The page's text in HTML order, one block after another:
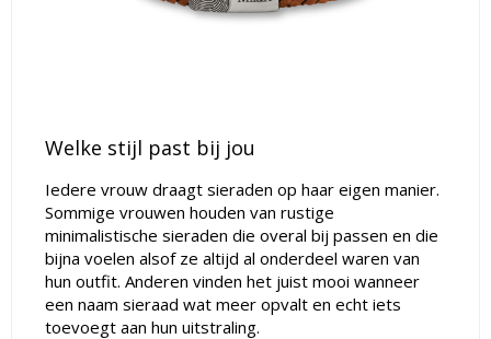
Welke stijl past bij jou
Iedere vrouw draagt sieraden op haar eigen manier.
Sommige vrouwen houden van rustige
minimalistische sieraden die overal bij passen en die
bijna voelen alsof ze altijd al onderdeel waren van
hun outfit. Anderen vinden het juist mooi wanneer
een naam sieraad wat meer opvalt en echt iets
toevoegt aan hun uitstraling.